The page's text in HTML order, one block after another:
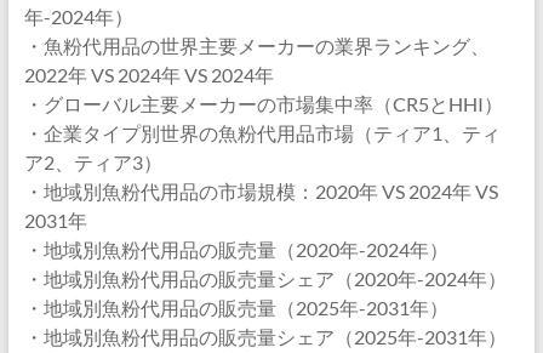
年-2024年）
・魚粉代用品の世界主要メーカーの業界ランキング、
2022年 VS 2024年 VS 2024年
・グローバル主要メーカーの市場集中率（CR5とHHI）
・企業タイプ別世界の魚粉代用品市場（ティア1、ティ
ア2、ティア3）
・地域別魚粉代用品の市場規模：2020年 VS 2024年 VS
2031年
・地域別魚粉代用品の販売量（2020年-2024年）
・地域別魚粉代用品の販売量シェア（2020年-2024年）
・地域別魚粉代用品の販売量（2025年-2031年）
・地域別魚粉代用品の販売量シェア（2025年-2031年）